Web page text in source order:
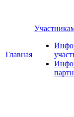
Главная